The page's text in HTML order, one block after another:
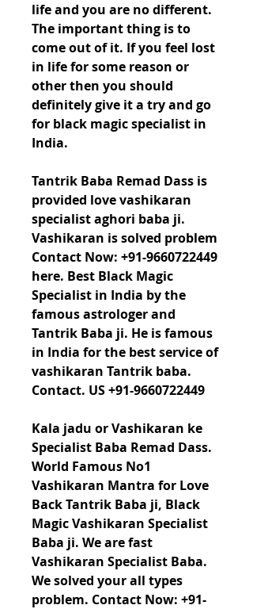
life and you are no different.
The important thing is to
come out of it. If you feel lost
in life for some reason or
other then you should
definitely give it a try and go
for black magic specialist in
India.
Tantrik Baba Remad Dass is
provided love vashikaran
specialist aghori baba ji.
Vashikaran is solved problem
Contact Now: +91-9660722449
here. Best Black Magic
Specialist in India by the
famous astrologer and
Tantrik Baba ji. He is famous
in India for the best service of
vashikaran Tantrik baba.
Contact. US +91-9660722449
Kala jadu or Vashikaran ke
Specialist Baba Remad Dass.
World Famous No1
Vashikaran Mantra for Love
Back Tantrik Baba ji, Black
Magic Vashikaran Specialist
Baba ji. We are fast
Vashikaran Specialist Baba.
We solved your all types
problem. Contact Now: +91-